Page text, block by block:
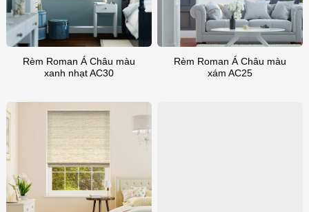
Rèm Roman Á Châu màu
xanh nhạt AC30
Rèm Roman Á Châu màu
xám AC25